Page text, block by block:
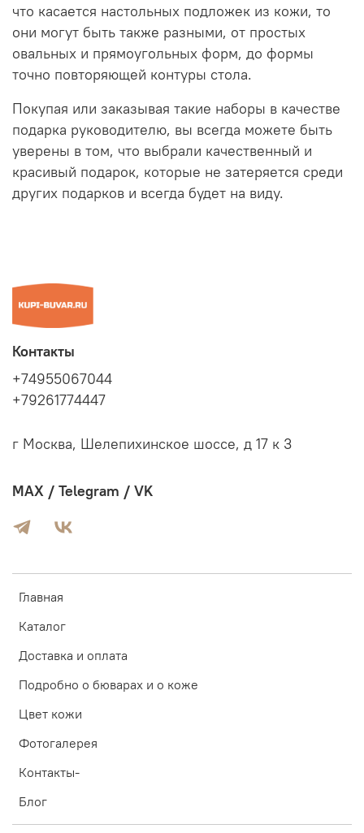
что касается настольных подложек из кожи, то
они могут быть также разными, от простых
овальных и прямоугольных форм, до формы
точно повторяющей контуры стола.
Покупая или заказывая такие наборы в качестве
подарка руководителю, вы всегда можете быть
уверены в том, что выбрали качественный и
красивый подарок, которые не затеряется среди
других подарков и всегда будет на виду.
Главная
Каталог
Доставка и оплата
Подробно о бюварах и о коже
Цвет кожи
Фотогалерея
Контакты-
Блог
Контакты
+74955067044
+79261774447
г Москва, Шелепихинское шоссе, д 17 к 3
MAX / Telegram / VK